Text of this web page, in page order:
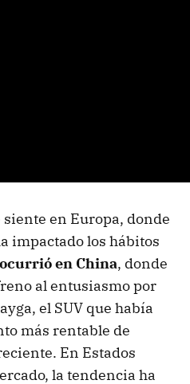
en Europa, donde
impactado los hábitos
en China, donde
al entusiasmo por
el SUV que había
más rentable de
En Estados
la tendencia ha